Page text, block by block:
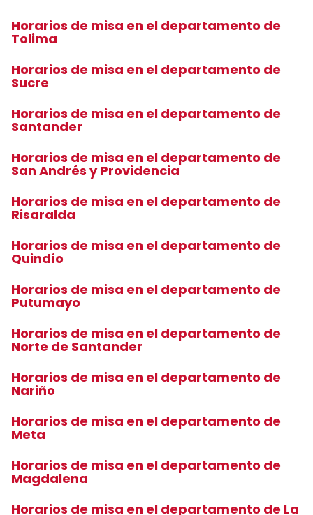
Horarios de misa en el departamento de
Tolima
Horarios de misa en el departamento de
Sucre
Horarios de misa en el departamento de
Santander
Horarios de misa en el departamento de
San Andrés y Providencia
Horarios de misa en el departamento de
Risaralda
Horarios de misa en el departamento de
Quindío
Horarios de misa en el departamento de
Putumayo
Horarios de misa en el departamento de
Norte de Santander
Horarios de misa en el departamento de
Nariño
Horarios de misa en el departamento de
Meta
Horarios de misa en el departamento de
Magdalena
Horarios de misa en el departamento de La